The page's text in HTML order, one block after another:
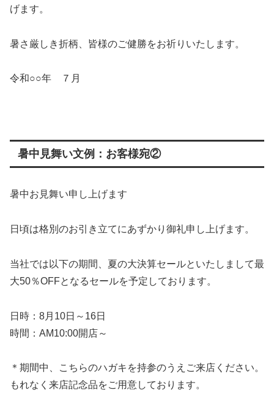
げます。
暑さ厳しき折柄、皆様のご健勝をお祈りいたします。
令和○○年 ７月
暑中見舞い文例：お客様宛②
暑中お見舞い申し上げます
日頃は格別のお引き立てにあずかり御礼申し上げます。
当社では以下の期間、夏の大決算セールといたしまして最
大50％OFFとなるセールを予定しております。
日時：8月10日～16日
時間：AM10:00開店～
＊期間中、こちらのハガキを持参のうえご来店ください。
もれなく来店記念品をご用意しております。